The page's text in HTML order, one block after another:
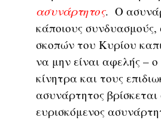
ασυνάρτητος. Ο
κάποιους συνδυασμούς,
σκοπών του Κυρίου
να μην είναι αφελής – ο
κίνητρα και τους
ασυνάρτητος
ευρισκόμενος